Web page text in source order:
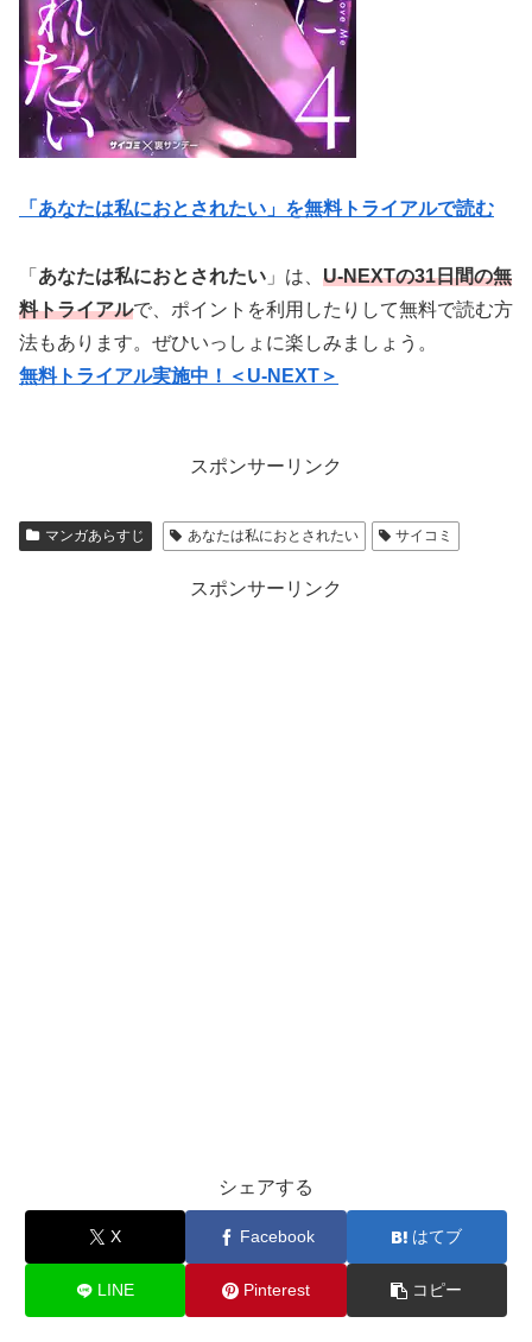
「あなたは私におとされたい」を無料トライアルで読む
「 あなたは私におとされたい 」は、 U-NEXTの31日間の無
料トライアルで、ポイントを利用したりして無料で読む方
法もあります。ぜひいっしょに楽しみましょう。
無料トライアル実施中！＜U-NEXT＞
スポンサーリンク
マンガあらすじ あなたは私におとされたい サイコミ
スポンサーリンク
シェアする
X Facebook はてブ
LINE Pinterest コピー